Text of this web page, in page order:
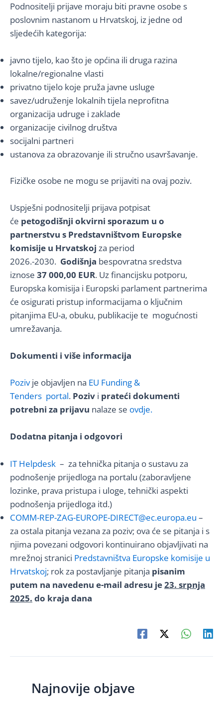
Podnositelji prijave moraju biti pravne osobe s
poslovnim nastanom u Hrvatskoj, iz jedne od
sljedećih kategorija:
javno tijelo, kao što je općina ili druga razina
lokalne/regionalne vlasti
privatno tijelo koje pruža javne usluge
savez/udruženje lokalnih tijela neprofitna
organizacija udruge i zaklade
organizacije civilnog društva
socijalni partneri
ustanova za obrazovanje ili stručno usavršavanje.
Fizičke osobe ne mogu se prijaviti na ovaj poziv.
Uspješni podnositelji prijava potpisat
će petogodišnji okvirni sporazum u o
partnerstvu s Predstavništvom Europske
komisije u Hrvatskoj za period
2026.-2030. Godišnja bespovratna sredstva
iznose 37 000,00 EUR. Uz financijsku potporu,
Europska komisija i Europski parlament partnerima
će osigurati pristup informacijama o ključnim
pitanjima EU-a, obuku, publikacije te mogućnosti
umrežavanja.
Dokumenti i više informacija
Pozivje objavljen na EU Funding &
Tenders portal. Poziv i prateći dokumenti
potrebni za prijavu nalaze se ovdje.
Dodatna pitanja i odgovori
IT Helpdesk – za tehnička pitanja o sustavu za
podnošenje prijedloga na portalu (zaboravljene
lozinke, prava pristupa i uloge, tehnički aspekti
podnošenja prijedloga itd.)
COMM-REP-ZAG-EUROPE-DIRECT@ec.europa.eu –
za ostala pitanja vezana za poziv; ova će se pitanja i s
njima povezani odgovori kontinuirano objavljivati na
mrežnoj stranici Predstavništva Europske komisije u
Hrvatskoj; rok za postavljanje pitanja pisanim
putem na navedenu e-mail adresu je23. srpnja
2025. do kraja dana
Najnovije objave